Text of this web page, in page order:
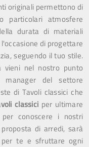
originali permettono di
particolari atmosfere
durata di materiali
di progettare
seguendo il tuo stile.
nel nostro punto
del settore
di Tavoli classici che
classici per ultimare
conoscere i nostri
di arredi, sarà
per te e sfruttare ogni